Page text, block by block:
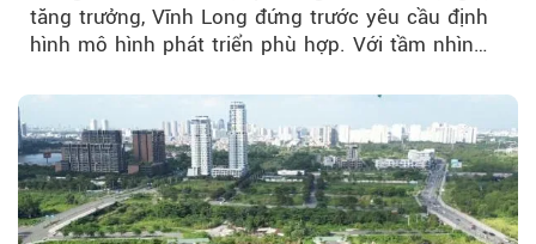
tăng trưởng, Vĩnh Long đứng trước yêu cầu định
hình mô hình phát triển phù hợp. Với tầm nhìn